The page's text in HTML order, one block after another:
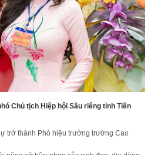
Chủ tịch Hiệp hội Sầu riêng tỉnh Tiền
trở thành Phó hiệu trưởng trường Cao